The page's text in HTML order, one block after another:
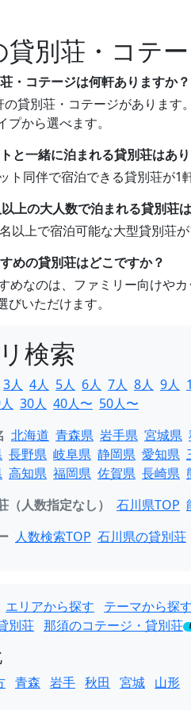
貸別荘・コテ
・コテージは何軒ありますか？
の貸別荘・コテージがありま
から選べます。
と一緒に泊まれる貸別荘はあ
ト同伴で宿泊できる貸別荘が1
上の大人数で泊まれる貸別荘
以上で宿泊可能な大型貸別荘
めの貸別荘はどこですか？
めなのは、ファミリー向けや
いただけます。
検索
3人 4人 5人 6人 7人 8人 9人
30人 40人〜 50人〜
北海道 青森県 岩手県 宮城県
長野県 岐阜県 静岡県 愛知県
高知県 福岡県 佐賀県 長崎県
（人数指定なし）
石川県TOP
人数検索TOP 石川県の貸別荘
エリアから探す テーマから探す
別荘 那須のコテージ・貸別荘
青森 岩手 秋田 宮城 山形